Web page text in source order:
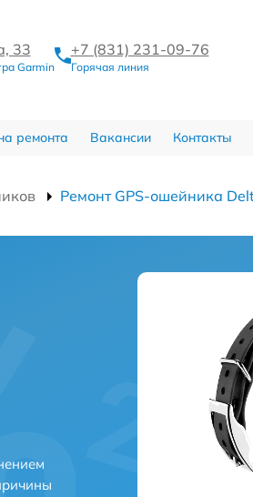
33
Garmin
+7 (831) 231-09-76
Горячая линия
ремонта Вакансии Контакты
Ремонт GPS-ошейника